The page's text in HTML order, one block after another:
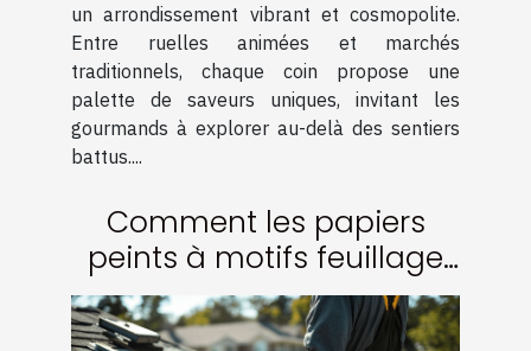
un arrondissement vibrant et cosmopolite.
Entre ruelles animées et marchés
traditionnels, chaque coin propose une
palette de saveurs uniques, invitant les
gourmands à explorer au-delà des sentiers
battus....
Comment les papiers
peints à motifs feuillage
transforment-ils votre
intérieur ?